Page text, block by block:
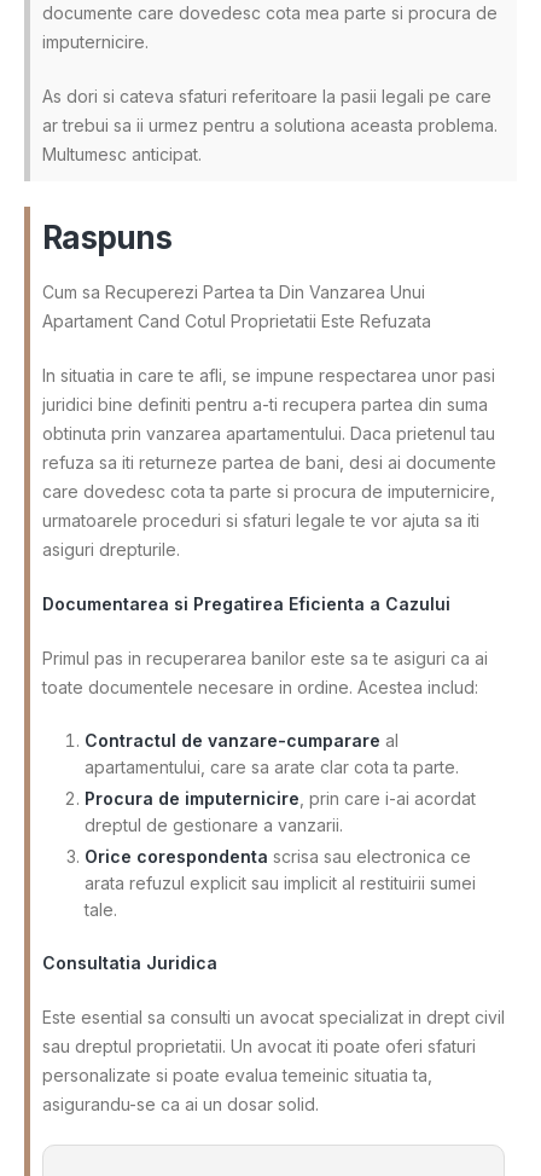
documente care dovedesc cota mea parte si procura de
imputernicire.
As dori si cateva sfaturi referitoare la pasii legali pe care
ar trebui sa ii urmez pentru a solutiona aceasta problema.
Multumesc anticipat.
Raspuns
Cum sa Recuperezi Partea ta Din Vanzarea Unui
Apartament Cand Cotul Proprietatii Este Refuzata
In situatia in care te afli, se impune respectarea unor pasi
juridici bine definiti pentru a-ti recupera partea din suma
obtinuta prin vanzarea apartamentului. Daca prietenul tau
refuza sa iti returneze partea de bani, desi ai documente
care dovedesc cota ta parte si procura de imputernicire,
urmatoarele proceduri si sfaturi legale te vor ajuta sa iti
asiguri drepturile.
Documentarea si Pregatirea Eficienta a Cazului
Primul pas in recuperarea banilor este sa te asiguri ca ai
toate documentele necesare in ordine. Acestea includ:
Contractul de vanzare-cumparare al
apartamentului, care sa arate clar cota ta parte.
Procura de imputernicire , prin care i-ai acordat
dreptul de gestionare a vanzarii.
Orice corespondenta scrisa sau electronica ce
arata refuzul explicit sau implicit al restituirii sumei
tale.
Consultatia Juridica
Este esential sa consulti un avocat specializat in drept civil
sau dreptul proprietatii. Un avocat iti poate oferi sfaturi
personalizate si poate evalua temeinic situatia ta,
asigurandu-se ca ai un dosar solid.